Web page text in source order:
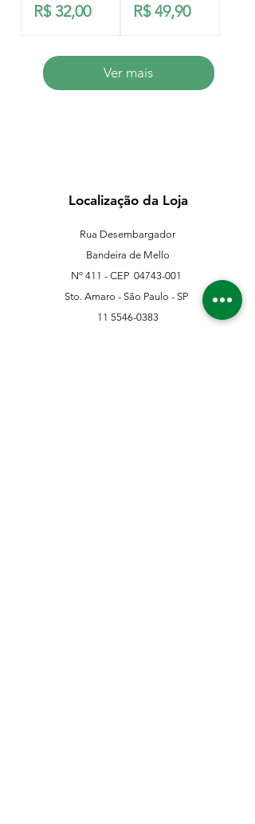
Preço
R$ 32,00 Preço
R$ 49,90
Ver mais
Localização da Loja
Rua Desembargador
Bandeira de Mello
Nº 411 - CEP 04743-001
Sto. Amaro - São Paulo - SP
11 5546-0383